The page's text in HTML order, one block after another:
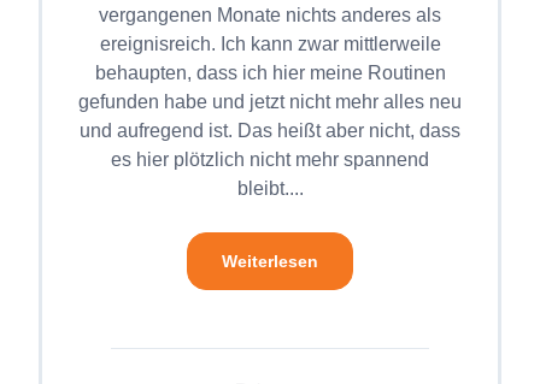
vergangenen Monate nichts anderes als
ereignisreich. Ich kann zwar mittlerweile
behaupten, dass ich hier meine Routinen
gefunden habe und jetzt nicht mehr alles neu
und aufregend ist. Das heißt aber nicht, dass
es hier plötzlich nicht mehr spannend
bleibt....
Weiterlesen